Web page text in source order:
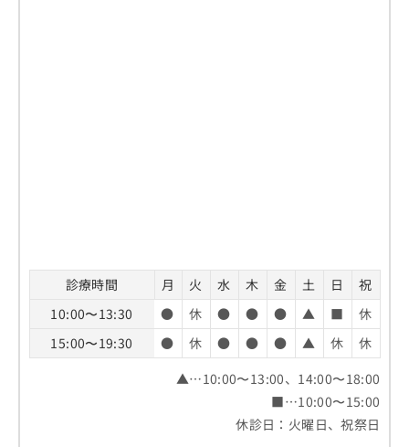
診療時間 月 火 水 木 金 土 日
祝
10:00〜13:30
● 休 ● ● ● ▲ ■
休
15:00〜19:30
● 休 ● ● ● ▲ 休
休
▲…10:00〜13:00、14:00〜18:00
■…10:00〜15:00
休診日：火曜日、祝祭日